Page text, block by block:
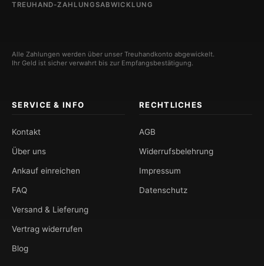
TREUHAND-ZAHLUNGSABWICKLUNG
Alle Zahlungen werden über unser Treuhandkonto abgewickelt.
Ihr Geld ist sicher verwahrt bis zur Empfangsbestätigung.
SERVICE & INFO
Kontakt
Über uns
Ankauf einreichen
FAQ
Versand & Lieferung
Vertrag widerrufen
Blog
RECHTLICHES
AGB
Widerrufsbelehrung
Impressum
Datenschutz